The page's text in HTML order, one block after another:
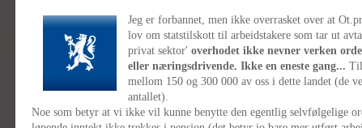
Jeg er forbannet, men ikke overrasket over at
lov om statstilskott til arbeidstakere som tar ut
privat sektor' overhodet ikke nevner verken
eller næringsdrivende. Ikke en eneste gang...
mellom 150 og 300 000 av oss i dette landet (de
antallet).
Noe som betyr at vi ikke vil kunne benytte den egentlig selvfølgelige